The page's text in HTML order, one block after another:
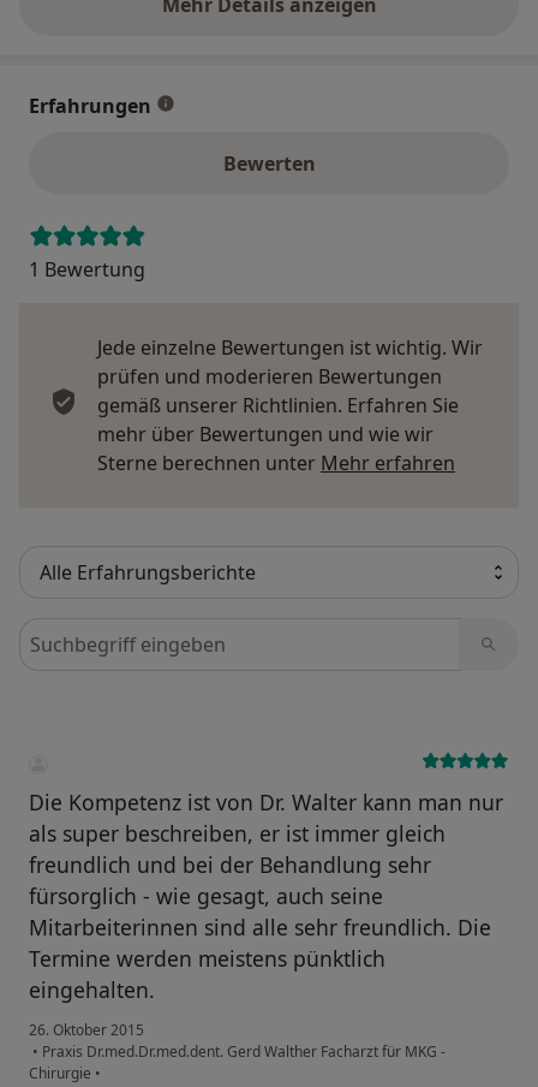
Mehr Details anzeigen
über die Adresse
Erfahrungen
Bewerten
1 Bewertung
Jede einzelne Bewertungen ist wichtig. Wir
prüfen und moderieren Bewertungen
gemäß unserer Richtlinien. Erfahren Sie
mehr über Bewertungen und wie wir
Sterne berechnen unter Mehr erfahren
Bewertungen durchsuchen
Die Kompetenz ist von Dr. Walter kann man nur
als super beschreiben, er ist immer gleich
freundlich und bei der Behandlung sehr
fürsorglich - wie gesagt, auch seine
Mitarbeiterinnen sind alle sehr freundlich. Die
Termine werden meistens pünktlich
eingehalten.
26. Oktober 2015
• Praxis Dr.med.Dr.med.dent. Gerd Walther Facharzt für MKG -
Chirurgie •